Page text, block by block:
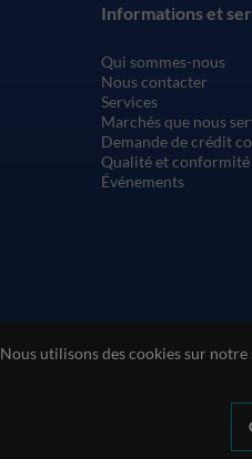
Nous utilisons des cookies sur
Informations et
Qui sommes-nous
Nous contacter
Services
Marchés que nous
Demande de crédit
Qualité et conformité
Événements